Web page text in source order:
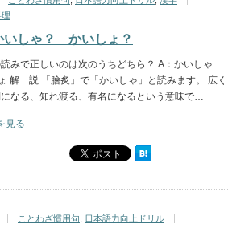
いしゃ？ かいしょ？
読みで正しいのは次のうちどちら？ A：かいしゃ
解 説 「膾炙」で「かいしゃ」と読みます。 広く
なる、知れ渡る、有名になるという意味で…
見る
ことわざ慣用句
日本語力向上ドリル